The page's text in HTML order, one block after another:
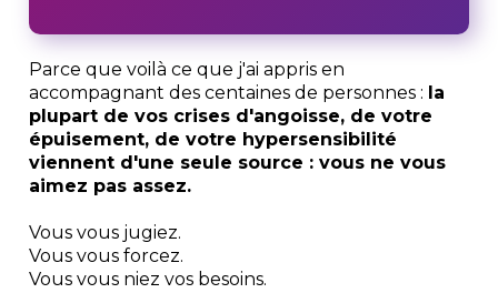
Parce que voilà ce que j'ai appris en
accompagnant des centaines de personnes : la
plupart de vos crises d'angoisse, de votre
épuisement, de votre hypersensibilité
viennent d'une seule source : vous ne vous
aimez pas assez.
Vous vous jugiez.
Vous vous forcez.
Vous vous niez vos besoins.